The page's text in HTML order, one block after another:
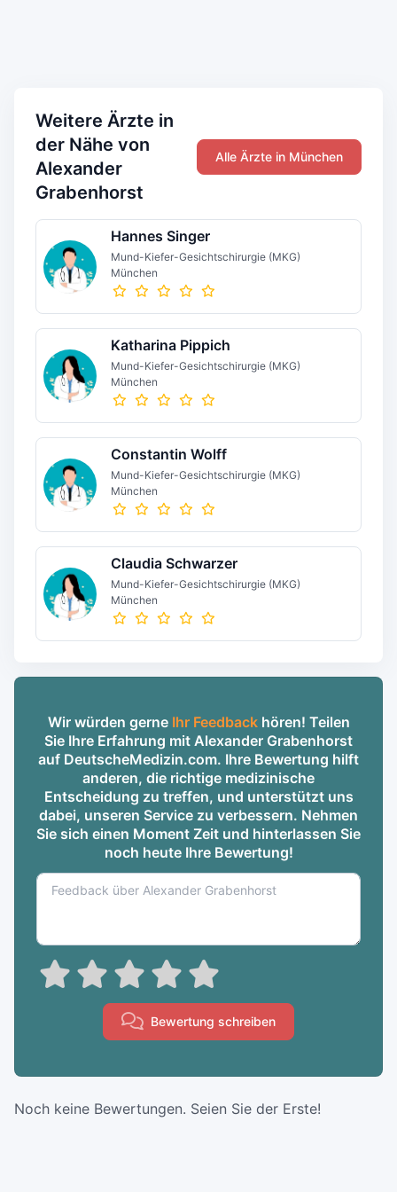
Weitere Ärzte in
der Nähe von
Alexander
Grabenhorst
Alle Ärzte in München
Hannes Singer
Mund-Kiefer-Gesichtschirurgie (MKG)
München
Katharina Pippich
Mund-Kiefer-Gesichtschirurgie (MKG)
München
Constantin Wolff
Mund-Kiefer-Gesichtschirurgie (MKG)
München
Claudia Schwarzer
Mund-Kiefer-Gesichtschirurgie (MKG)
München
Wir würden gerne Ihr Feedbackhören! Teilen
Sie Ihre Erfahrung mit Alexander Grabenhorst
auf DeutscheMedizin.com. Ihre Bewertung hilft
anderen, die richtige medizinische
Entscheidung zu treffen, und unterstützt uns
dabei, unseren Service zu verbessern. Nehmen
Sie sich einen Moment Zeit und hinterlassen Sie
noch heute Ihre Bewertung!
Bewertung schreiben
Noch keine Bewertungen. Seien Sie der Erste!